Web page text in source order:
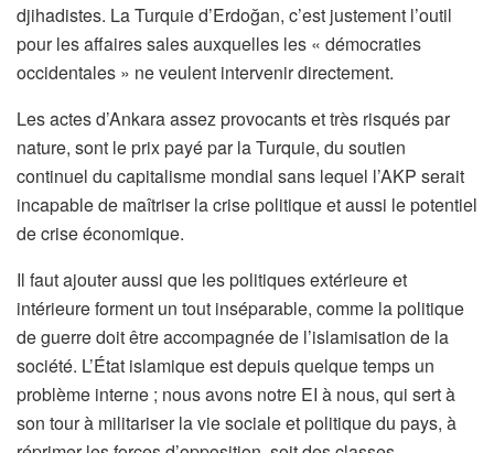
djihadistes. La Turquie d’Erdoğan, c’est justement l’outil
pour les affaires sales auxquelles les « démocraties
occidentales » ne veulent intervenir directement.
Les actes d’Ankara assez provocants et très risqués par
nature, sont le prix payé par la Turquie, du soutien
continuel du capitalisme mondial sans lequel l’AKP serait
incapable de maîtriser la crise politique et aussi le potentiel
de crise économique.
Il faut ajouter aussi que les politiques extérieure et
intérieure forment un tout inséparable, comme la politique
de guerre doit être accompagnée de l’islamisation de la
société. L’État islamique est depuis quelque temps un
problème interne ; nous avons notre EI à nous, qui sert à
son tour à militariser la vie sociale et politique du pays, à